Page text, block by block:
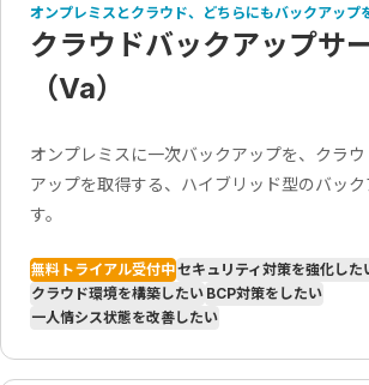
オンプレミスとクラウド、どちらにもバックアップ
クラウドバックアップサ
（Va）
オンプレミスに一次バックアップを、クラ
アップを取得する、ハイブリッド型のバッ
す。
無料トライアル受付中セキュリティ対策を強化した
クラウド環境を構築したい BCP対策をしたい
一人情シス状態を改善したい